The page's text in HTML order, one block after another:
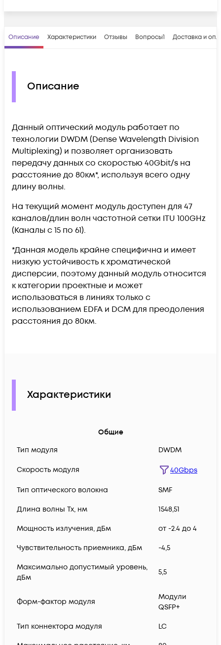
Описание Характеристики Отзывы Вопросы1 Доставка и
Описание
Данный оптический модуль работает по
технологии DWDM (Dense Wavelength Division
Multiplexing) и позволяет организовать
передачу данных со скоростью 40Gbit/s на
расстояние до 80км*, используя всего одну
длину волны.
На текущий момент модуль доступен для 47
каналов/длин волн частотной сетки ITU 100GHz
(Каналы с 15 по 61).
*Данная модель крайне специфична и имеет
низкую устойчивость к хроматической
дисперсии, поэтому данный модуль относится
к категории проектные и может
использоваться в линиях только с
использованием EDFA и DCM для преодоления
расстояния до 80км.
Характеристики
Общие
Тип модуля
DWDM
Скорость модуля 40Gbps
Тип оптического волокна SMF
Длина волны Tx, нм 1548,51
Мощность излучения, дБм от -2.4 до 4
Чувствительность приемника, дБм -4,5
Максимально допустимый уровень,
дБм
5,5
Форм-фактор модуля
Модули
QSFP+
Тип коннектора модуля LC